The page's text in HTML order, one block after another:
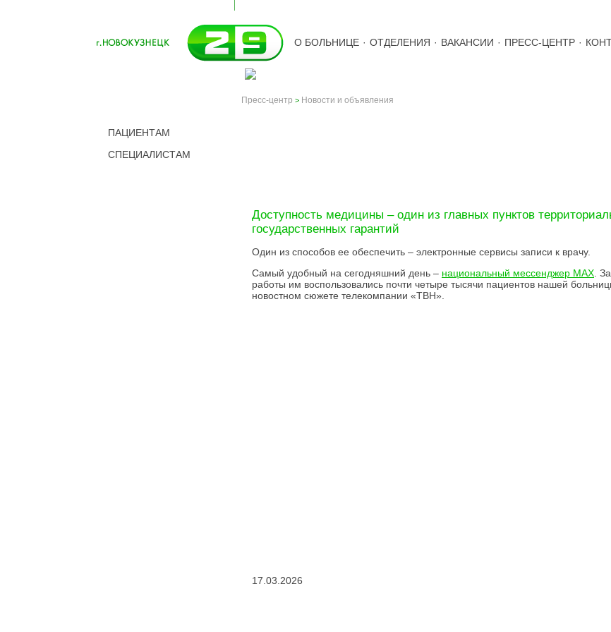
О БОЛЬНИЦЕ · ОТДЕЛЕНИЯ · ВАКАНСИИ · ПРЕСС-ЦЕНТР ·
Пресс-центр > Новости и объявления
ПАЦИЕНТАМ
СПЕЦИАЛИСТАМ
Доступность медицины – один из главных пунктов
государственных гарантий
Один из способов ее обеспечить – электронные сервисы записи к врачу.
Самый удобный на сегодняшний день – национальный мессенджер MAX .
работы им воспользовались почти четыре тысячи пациентов нашей
новостном сюжете телекомпании «ТВН».
17.03.2026